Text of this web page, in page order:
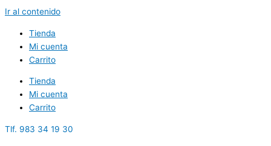
Ir al contenido
Tienda
Mi cuenta
Carrito
Tienda
Mi cuenta
Carrito
Tlf. 983 34 19 30